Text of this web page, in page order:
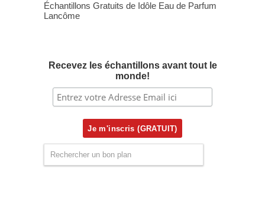
Échantillons Gratuits de Idôle Eau de Parfum
Lancôme
Recevez les échantillons avant tout le
monde!